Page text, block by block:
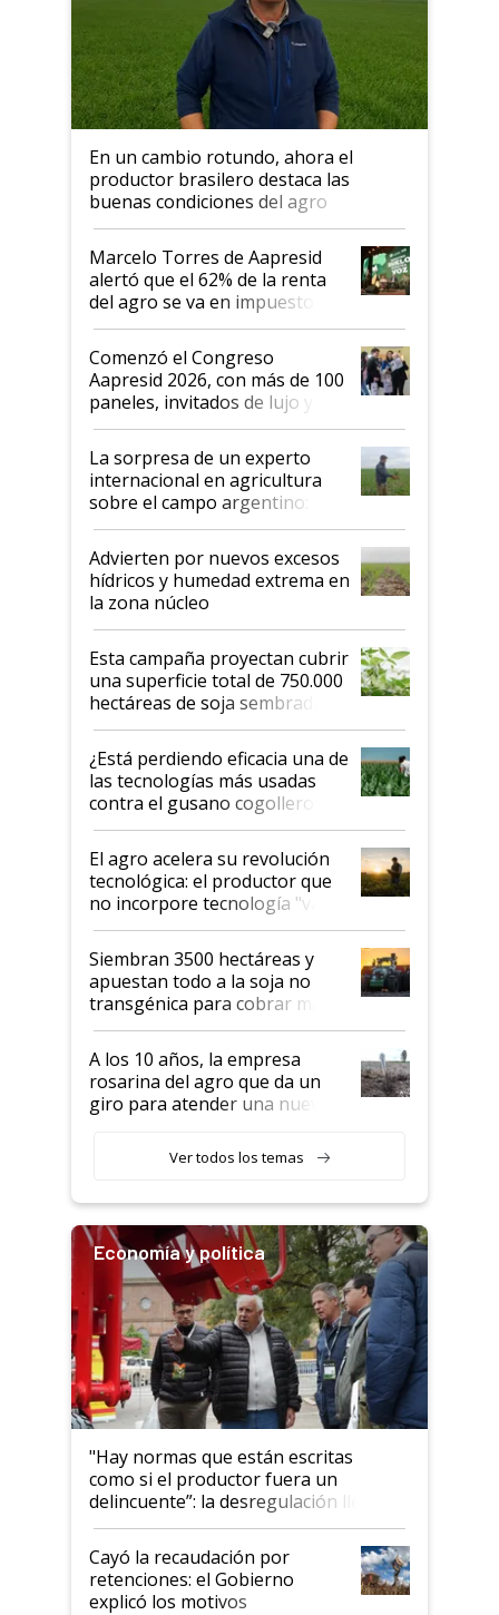
En un cambio rotundo, ahora el
productor brasilero destaca las
buenas condiciones del agro
argentino para invertir: "Los veo
más motivados"
Marcelo Torres de Aapresid
alertó que el 62% de la renta
del agro se va en impuestos:
"No es bueno que en
Argentina se sigan discutiendo
las mismas cosas de hace 50
años"
Comenzó el Congreso
Aapresid 2026, con más de 100
paneles, invitados de lujo y
todas las tendencias
La sorpresa de un experto
internacional en agricultura
sobre el campo argentino:
"Estoy muy impresionado"
Advierten por nuevos excesos
hídricos y humedad extrema en
la zona núcleo
Esta campaña proyectan cubrir
una superficie total de 750.000
hectáreas de soja sembradas
con una nueva generación de
variedades que marcan un
salto tecnológico en genética y
rendimiento
¿Está perdiendo eficacia una de
las tecnologías más usadas
contra el gusano cogollero? El
desafío de una tecnología clave
El agro acelera su revolución
tecnológica: el productor que
no incorpore tecnología "va a
perder el tren"
Siembran 3500 hectáreas y
apuestan todo a la soja no
transgénica para cobrar más
por tonelada: compraron un
semillero
A los 10 años, la empresa
rosarina del agro que da un
giro para atender una nueva
Ver todos los temas
Economía y política
"Hay normas que están escritas
como si el productor fuera un
delincuente”: la desregulación llegó
al Congreso Aapresid y hasta se
habló del financiamiento al IPCVA
Cayó la recaudación por
retenciones: el Gobierno
explicó los motivos